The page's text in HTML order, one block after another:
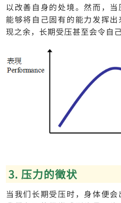
以改善自身的处境。然而，
能够将自己固有的能力发挥
现之余，长期受压甚至会令自
3. 压力的徵状
当我们长期受压时，身体便会